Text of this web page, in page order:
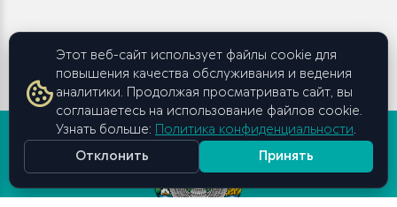
Этот веб-сайт использует файлы cookie для
повышения качества обслуживания и ведения
аналитики. Продолжая просматривать сайт, вы
соглашаетесь на использование файлов cookie.
Узнать больше: Политика конфиденциальности.
Отклонить
Принять